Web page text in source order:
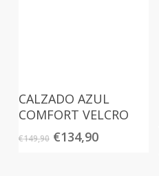
CALZADO AZUL
COMFORT VELCRO
€149,90 El
€134,90El